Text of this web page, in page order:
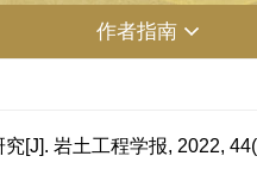
作者指南
[J]. 岩土工程学报, 2022,